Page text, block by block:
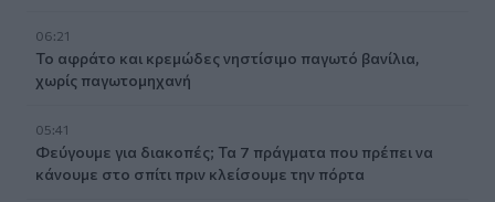
06:21
Το αφράτο και κρεμώδες νηστίσιμο παγωτό βανίλια,
χωρίς παγωτομηχανή
05:41
Φεύγουμε για διακοπές; Τα 7 πράγματα που πρέπει να
κάνουμε στο σπίτι πριν κλείσουμε την πόρτα